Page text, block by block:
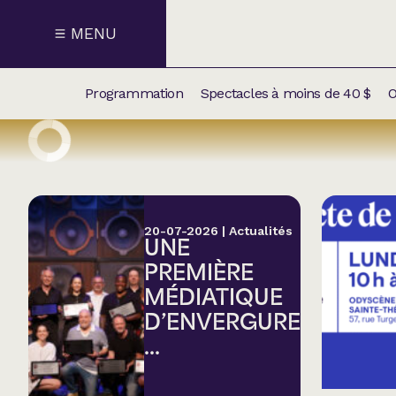
MENU
NOS
Humour
Programmation Spectacles à moins de 40 $
20-07-2026 | Actualités
UNE
PREMIÈRE
MÉDIATIQUE
D’ENVERGURE
...